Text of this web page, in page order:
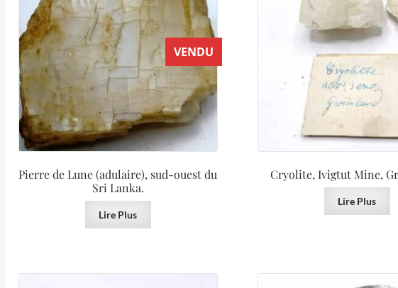
VENDU
Pierre de Lune (adulaire), sud-ouest du
Sri Lanka.
Lire Plus
Cryolite, Ivigtut Mine,
Lire Plus